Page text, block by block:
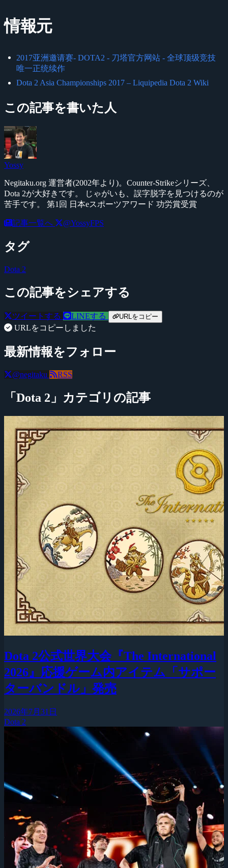
情報元
2017亚洲邀请赛- DOTA2 - 刀塔官方网站 - 全球顶级竞技
唯一正统续作
Dota 2 Asia Championships 2017 – Liquipedia Dota 2 Wiki
この記事を書いた人
Yossy
Negitaku.org 運営者(2002年より)。Counter-Strikeシリーズ、
Dota 2が大好きです。 じゃがいも、誤字脱字を見つけるのが
苦手です。 第1回 日本eスポーツアワード 功労賞受賞
記事一覧へ @YossyFPS
タグ
Dota 2
この記事をシェアする
ツイートする LINEする URLをコピー
URLをコピーしました
最新情報をフォロー
@negitaku RSS
「Dota 2」カテゴリの記事
Dota 2公式世界大会『The International
2026』応援ゲーム内アイテム「サポー
ターバンドル」発売
2026年7月31日
Dota 2